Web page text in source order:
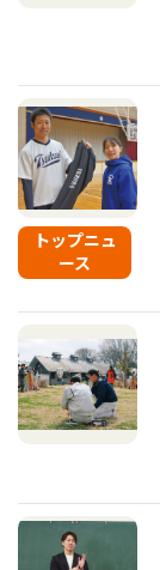
トップニュ
ース